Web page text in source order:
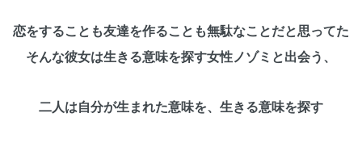
恋をすることも友達を作ることも無駄なことだと思ってた
そんな彼女は生きる意味を探す女性ノゾミと出会う、
二人は自分が生まれた意味を、生きる意味を探す